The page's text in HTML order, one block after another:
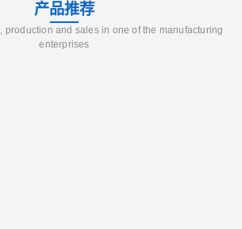
产品推荐
production and sales in one of the manufacturing
enterprises